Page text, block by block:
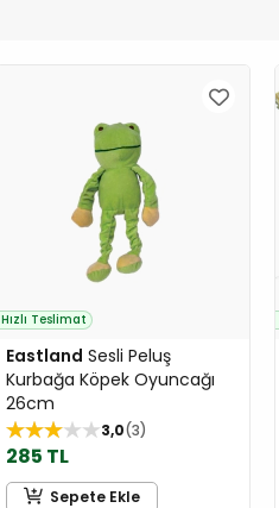
Hızlı Teslimat
Eastland Sesli Peluş
Kurbağa Köpek Oyuncağı
26cm
3,0 3
285 TL
Sepete Ekle